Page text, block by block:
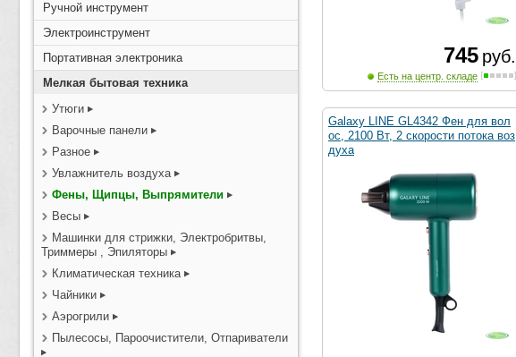
Ручной инструмент
Электроинструмент
Портативная электроника
Мелкая бытовая техника
Утюги
Варочные панели
Разное
Увлажнитель воздуха
Фены, Щипцы, Выпрямители
Весы
Машинки для стрижки, Электробритвы,
Триммеры , Эпиляторы
Климатическая техника
Чайники
Аэрогрили
Пылесосы, Пароочистители, Отпариватели
745 руб.
Есть на центр. складе
Galaxy LINE GL4342 Фен для вол
ос, 2100 Вт, 2 скорости потока воз
духа